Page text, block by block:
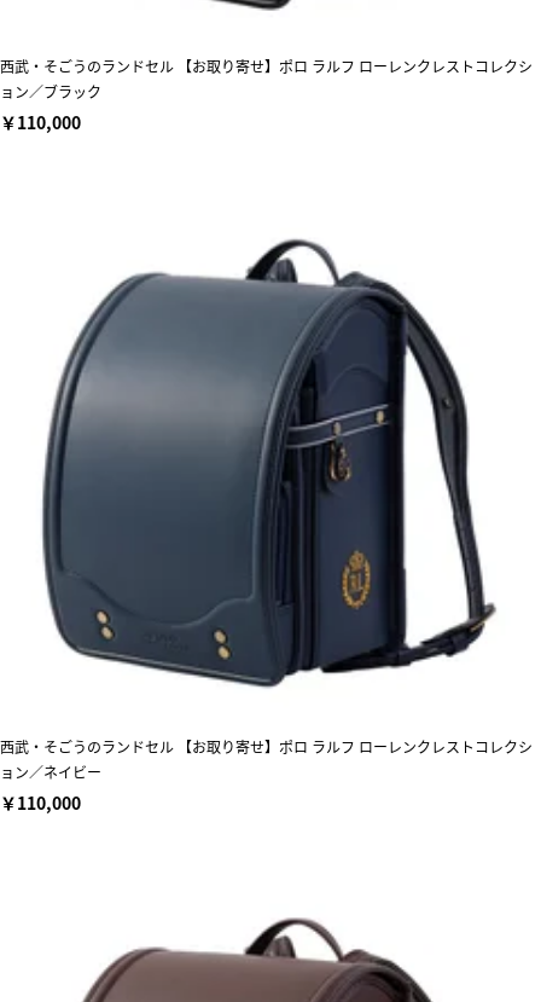
西武・そごうのランドセル 【お取り寄せ】ポロ ラルフ ローレンクレストコレクシ
ョン／ブラック
￥110,000
西武・そごうのランドセル 【お取り寄せ】ポロ ラルフ ローレンクレストコレクシ
ョン／ネイビー
￥110,000